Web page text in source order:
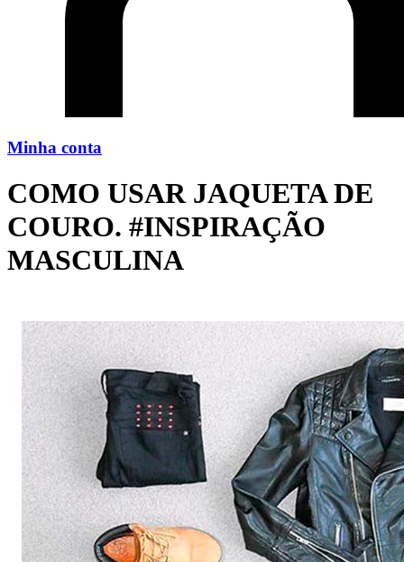
Minha conta
COMO USAR JAQUETA DE
COURO. #INSPIRAÇÃO
MASCULINA